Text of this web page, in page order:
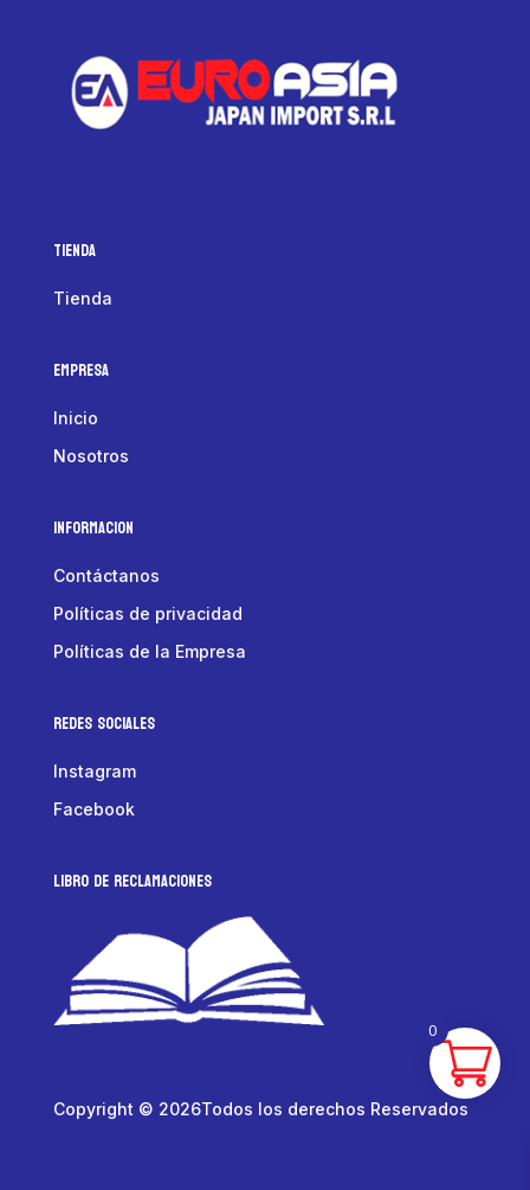
Tienda
Tienda
Empresa
Inicio
Nosotros
Informacion
Contáctanos
Políticas de privacidad
Políticas de la Empresa
Redes Sociales
Instagram
Facebook
LIBRO DE RECLAMACIONES
Copyright © 2026Todos los derechos Reservados
0